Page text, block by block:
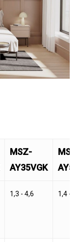
MSZ-
AY35VGK
MSZ-
1,3 - 4,6 1,4 - 7,3